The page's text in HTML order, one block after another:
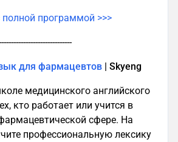
программой >>>
для фармацевтов | Skyeng
медицинского английского
кто работает или учится в
сфере. На
профессиональную лексику